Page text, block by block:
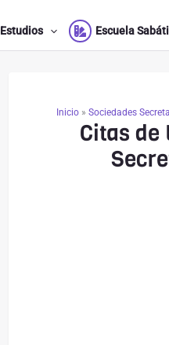
Estudios Escuela
Inicio» Sociedades
Citas de